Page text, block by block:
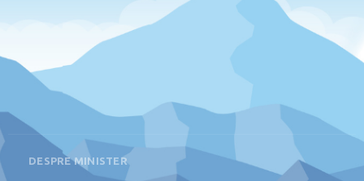
DESPRE MINISTER